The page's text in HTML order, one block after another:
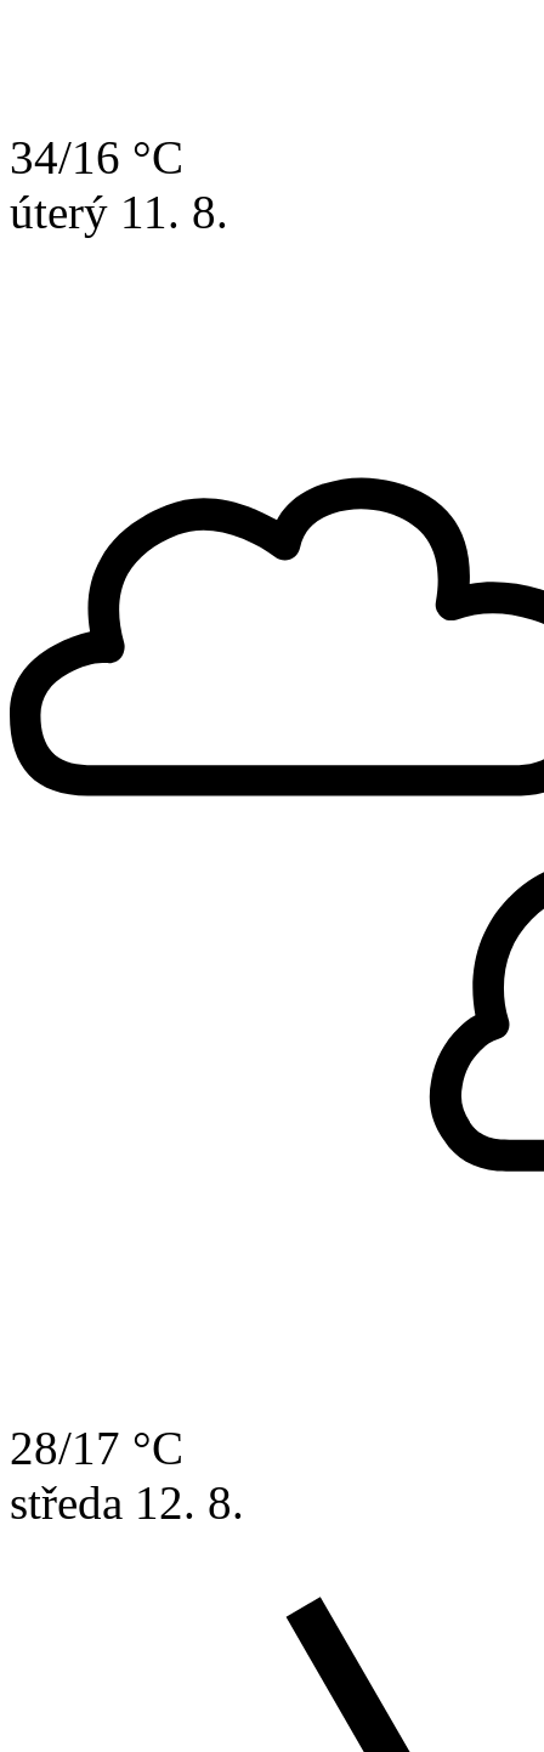
34/16 °C
úterý 11. 8.
28/17 °C
středa 12. 8.